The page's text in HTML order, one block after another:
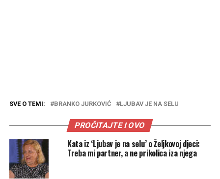
SVE O TEMI: BRANKO JURKOVIĆ LJUBAV JE NA SELU
PROČITAJTE I OVO
Kata iz ‘Ljubav je na selu’ o Željkovoj djeci:
Treba mi partner, a ne prikolica iza njega